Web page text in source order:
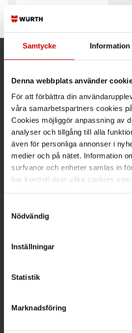
Samtycke Information
Denna webbplats använder
För att förbättra din
våra samarbetspartners cookies
Cookies möjliggör anpassning av
analyser och tillgång till alla
även för personliga annonser i
medier och på nätet. Information
surfvanor och enheter samlas in
har kontroll över vilka cookies
tekniskt nödvändiga.
länder utanför EU med olika
att godkänna samtycker du till
Nödvändig
Inställningar
Statistik
Marknadsföring
Kund- och
Maila
Växel
Ring växeln 019
Maila